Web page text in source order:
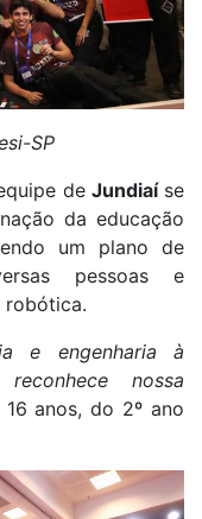
SP
de Jundiaíse
da educação
um plano de
pessoas e
robótica.
e engenharia à
nossa
anos, do 2º ano